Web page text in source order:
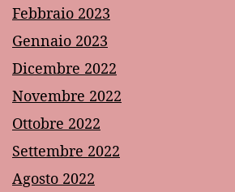
Febbraio 2023
Gennaio 2023
Dicembre 2022
Novembre 2022
Ottobre 2022
Settembre 2022
Agosto 2022